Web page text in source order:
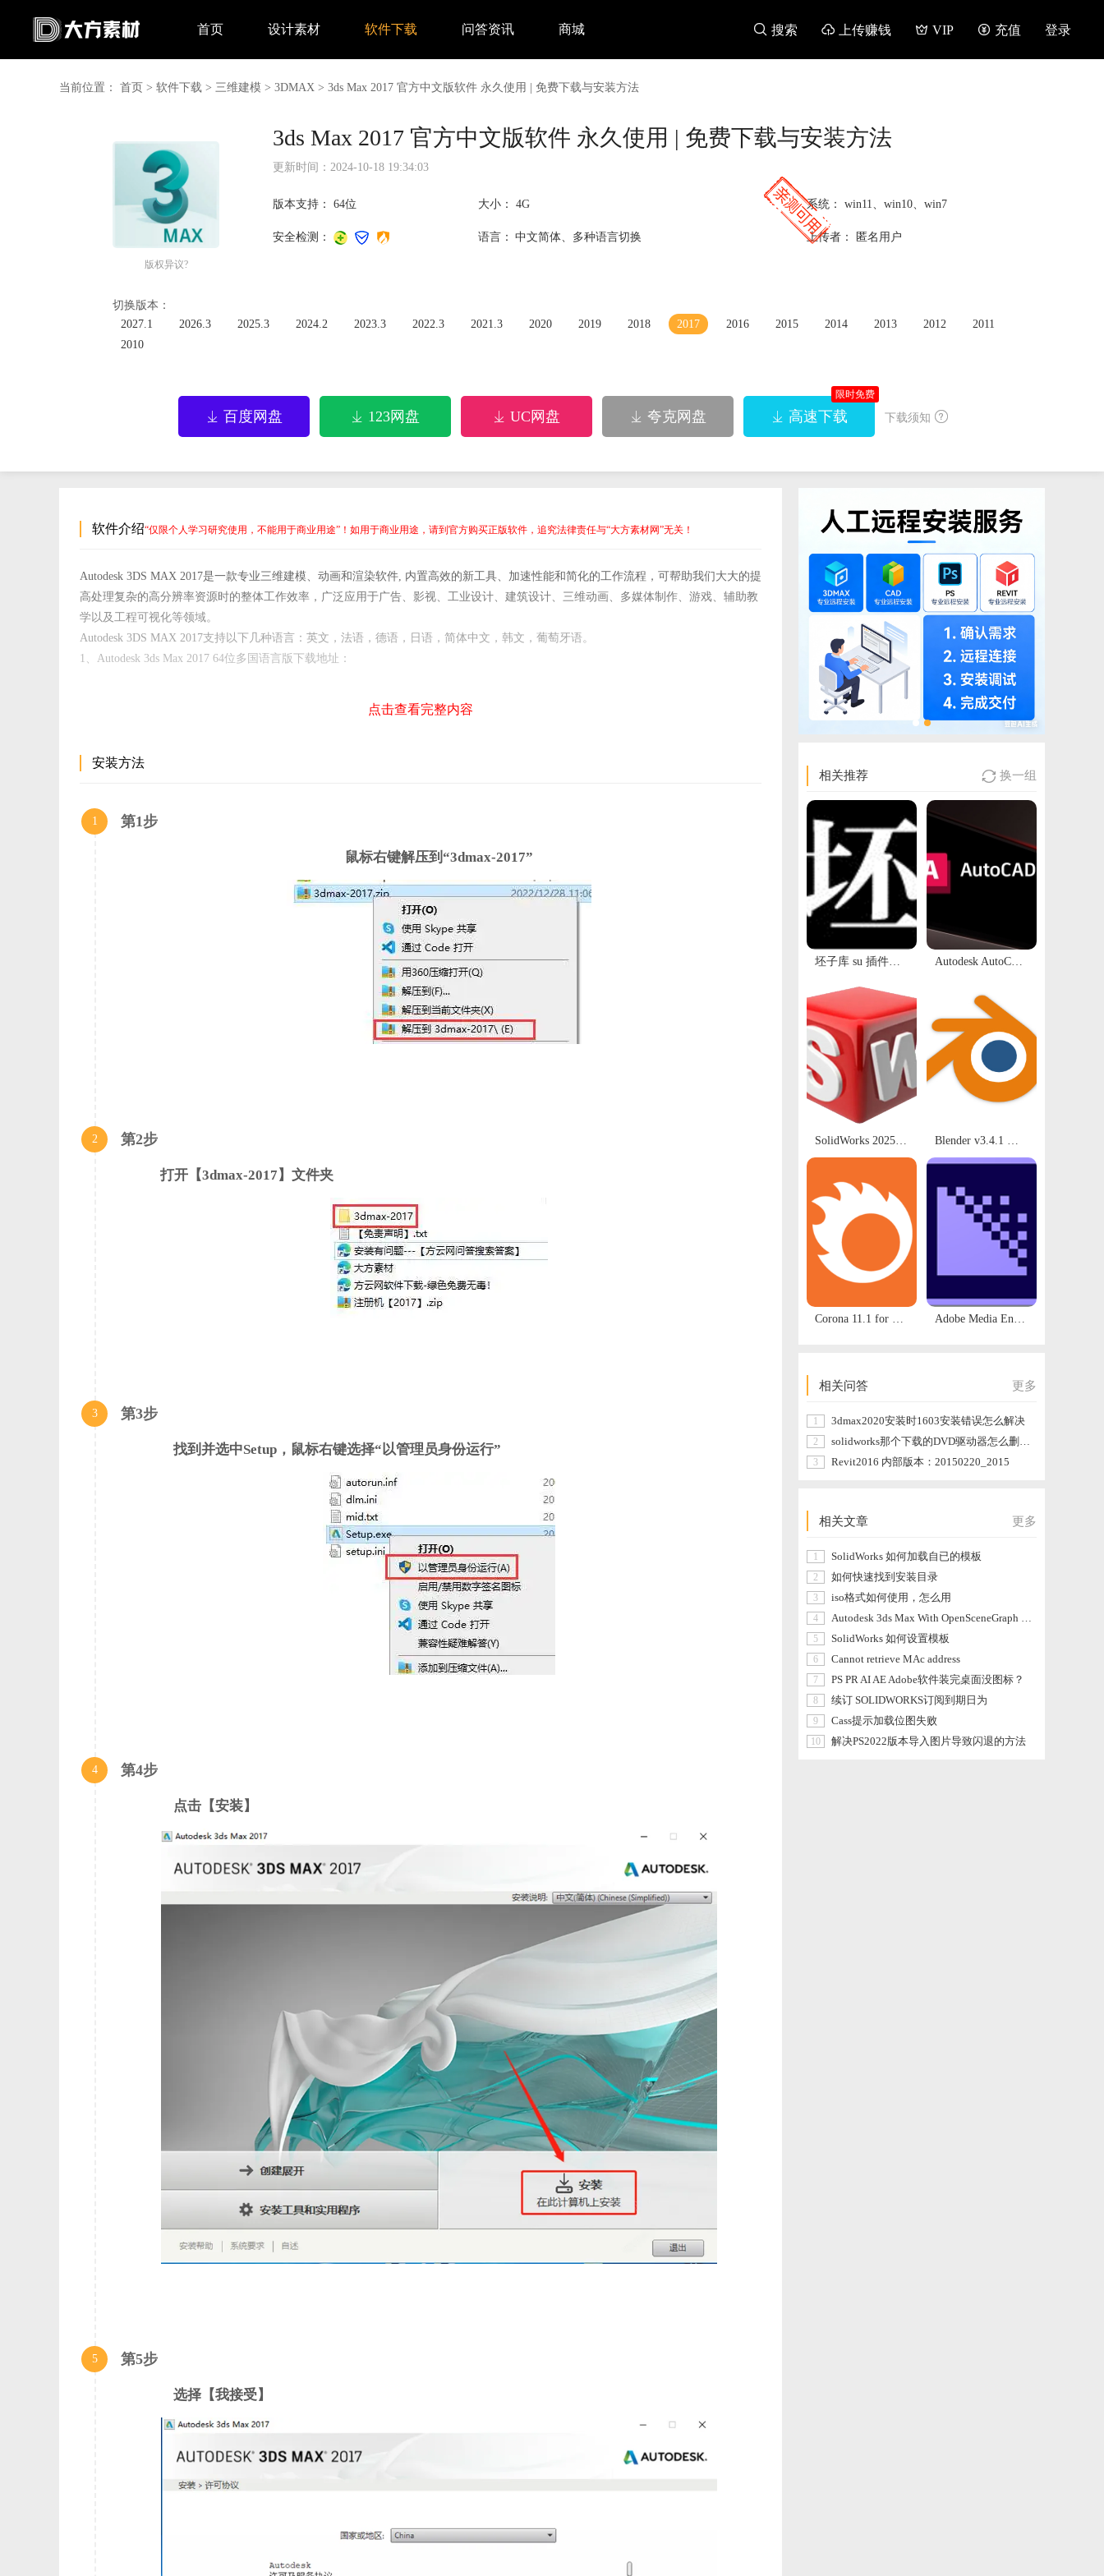
首页 设计素材 软件下载 问答资讯 商城  搜索  上传赚钱  VIP  充值 登录
当前位置： 首页 > 软件下载 > 三维建模 > 3DMAX > 3ds Max 2017 官方中文版软件 永久使用 | 免费下载与安装方法
版权异议?
3ds Max 2017 官方中文版软件 永久使用 | 免费下载与安装方法
更新时间：2024-10-18 19:34:03
版本支持： 64位 大小： 4G 系统： win11、win10、win7
安全检测： 语言： 中文简体、多种语言切换 上传者： 匿名用户
切换版本：
2027.1
2026.3 2025.3 2024.2 2023.3 2022.3 2021.3 2020 2019 2018 2017 2016 2015 2014 2013 2012
2011
2010
 百度网盘  123网盘  UC网盘  夸克网盘  高速下载
限时免费
下载须知 
软件介绍“仅限个人学习研究使用，不能用于商业用途”！如用于商业用途，请到官方购买正版软件，追究法律责任与“大方素材网”无关！
Autodesk 3DS MAX 2017是一款专业三维建模、动画和渲染软件, 内置高效的新工具、加速性能和简化的工作流程，可帮助我们大大的提
高处理复杂的高分辨率资源时的整体工作效率，广泛应用于广告、影视、工业设计、建筑设计、三维动画、多媒体制作、游戏、辅助教
学以及工程可视化等领域。
Autodesk 3DS MAX 2017支持以下几种语言：英文，法语，德语，日语，简体中文，韩文，葡萄牙语。
1、Autodesk 3ds Max 2017 64位多国语言版下载地址：
https://dds.autodesk.com/NET17SWDLD/2017/3DSMAX/699FD839-3E26-4449-88B2-
14BBC2F14B7F/SFX/Autodesk_3ds_Max_2017_EFGJKPS_Win_64bit_001_002.sfx.exe
https://dds.autodesk.com/NET17SWDLD/2017/3DSMAX/699FD839-3E26-4449-88B2-
为了方便大家下载安装，我们在这里为大家整理了Autodesk 3DS MAX 2017软件推送的升级补丁或者修复程序下载，请大家根据需要选
1、Autodesk 3ds Max 2017 SP1 64位多国语言版更新补丁下载地址：
https://knowledge.autodesk.com/sites/default/files/file_downloads/3dsMax2017_SP1.msp
2、Autodesk 3ds Max 2017 SP2 64位多国语言版更新补丁下载地址：
https://knowledge.autodesk.com/sites/default/files/file_downloads/3dsMax2017_SP2.msp
点击查看完整内容
安装方法
1 第1步
鼠标右键解压到“3dmax-2017”
2 第2步
打开【3dmax-2017】文件夹
3 第3步
找到并选中Setup，鼠标右键选择“以管理员身份运行”
4 第4步
点击【安装】
5 第5步
选择【我接受】
相关推荐  换一组
坯子库 su 插件下载）支持SU2018-2023 Autodesk AutoCAD LT 2025.1.2 64位多国语言版软件下载地址
Corona 11.1 for 3dmax 支持3dsmax2016到2024 Adobe Media Encoder 2023 安装包下载及安装教程
相关问答 更多
1 3dmax2020安装时1603安装错误怎么解决
2 solidworks那个下载的DVD驱动器怎么删除，我删除的时候显示在打开使用
3 Revit2016 内部版本：20150220_2015
相关文章 更多
1 SolidWorks 如何加载自已的模板
2 如何快速找到安装目录
3 iso格式如何使用，怎么用
4 Autodesk 3ds Max With OpenSceneGraph Plugin Advanced使用说明
5 SolidWorks 如何设置模板
6 Cannot retrieve MAc address
7 PS PR AI AE Adobe软件装完桌面没图标？
8 续订 SOLIDWORKS订阅到期日为
9 Cass提示加载位图失败
10 解决PS2022版本导入图片导致闪退的方法